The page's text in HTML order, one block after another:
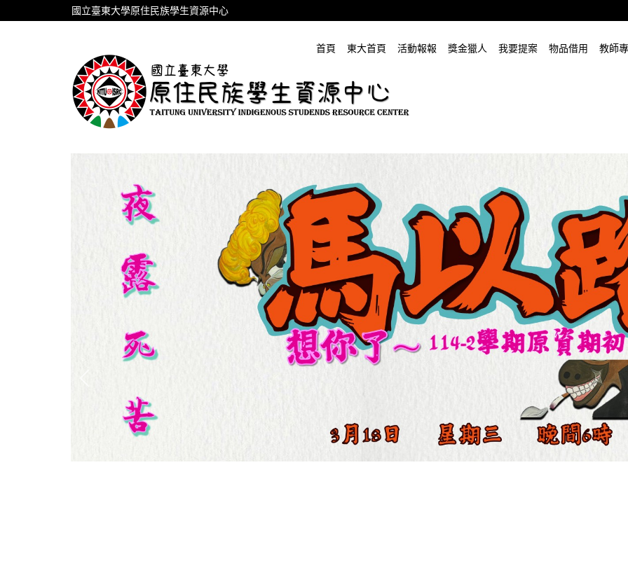
到
國立臺東大學原住民族學生資源中心
首頁 東大首頁 活動報報 獎金獵人 我要提案 物品借用 教師